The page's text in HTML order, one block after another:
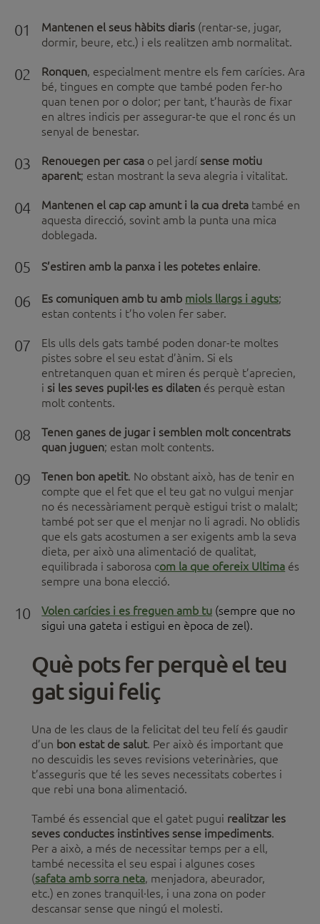
01 Mantenen el seus hàbits diaris (rentar-se, jugar,
dormir, beure, etc.) i els realitzen amb normalitat.
02 Ronquen, especialment mentre els fem carícies. Ara
bé, tingues en compte que també poden fer-ho
quan tenen por o dolor; per tant, t’hauràs de fixar
en altres indicis per assegurar-te que el ronc és un
senyal de benestar.
03 Renouegen per casa o pel jardí sense motiu
aparent; estan mostrant la seva alegria i vitalitat.
04 Mantenen el cap cap amunt i la cua dreta també en
aquesta direcció, sovint amb la punta una mica
doblegada.
05 S’estiren amb la panxa i les potetes enlaire.
06 Es comuniquen amb tu amb miols llargs i aguts;
estan contents i t’ho volen fer saber.
07
Els ulls dels gats també poden donar-te moltes
pistes sobre el seu estat d’ànim. Si els
entretanquen quan et miren és perquè t’aprecien,
i si les seves pupil·les es dilaten és perquè estan
molt contents.
08
Tenen ganes de jugar i semblen molt concentrats
quan juguen; estan molt contents.
09 Tenen bon apetit. No obstant això, has de tenir en
compte que el fet que el teu gat no vulgui menjar
no és necessàriament perquè estigui trist o malalt;
també pot ser que el menjar no li agradi. No oblidis
que els gats acostumen a ser exigents amb la seva
dieta, per això una alimentació de qualitat,
equilibrada i saborosa com la que ofereix Ultima és
sempre una bona elecció.
10 Volen carícies i es freguen amb tu (sempre que no
sigui una gateta i estigui en època de zel).
Què pots fer perquè el teu
gat sigui feliç
Una de les claus de la felicitat del teu felí és gaudir
d’un bon estat de salut. Per això és important que
no descuidis les seves revisions veterinàries, que
t’asseguris que té les seves necessitats cobertes i
que rebi una bona alimentació.
També és essencial que el gatet pugui realitzar les
seves conductes instintives sense impediments.
Per a això, a més de necessitar temps per a ell,
també necessita el seu espai i algunes coses
(safata amb sorra neta, menjadora, abeurador,
etc.) en zones tranquil·les, i una zona on poder
descansar sense que ningú el molesti.